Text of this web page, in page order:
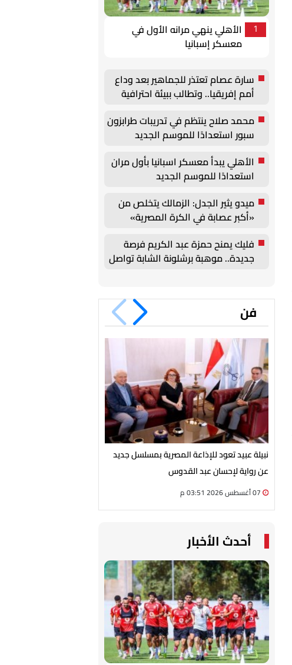
1
الأهلي ينهي مرانه الأول في
معسكر إسبانيا
سارة عصام تعتذر للجماهير بعد وداع
أمم إفريقيا.. وتطالب ببيئة احترافية
محمد صلاح ينتظم في تدريبات طرابزون
سبور استعدادًا للموسم الجديد
الأهلي يبدأ معسكر اسبانيا بأول مران
استعدادًا للموسم الجديد
ميدو يثير الجدل: الزمالك يتخلص من
«أكبر عصابة في الكرة المصرية»
فليك يمنح حمزة عبد الكريم فرصة
جديدة.. موهبة برشلونة الشابة تواصل
فن
نبيلة عبيد تعود للإذاعة المصرية بمسلسل جديد
عن رواية لإحسان عبد القدوس
أحدث الأخبار